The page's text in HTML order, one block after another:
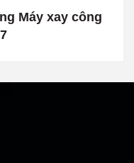
Máy xay công